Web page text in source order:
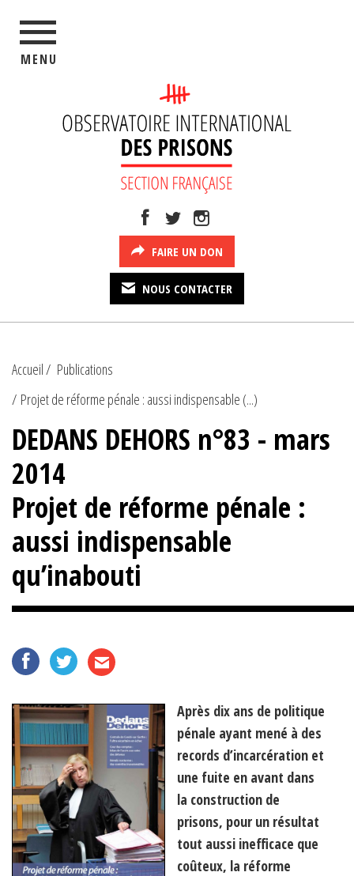
MENU
FAIRE UN DON
NOUS CONTACTER
Accueil
Publications
Projet de réforme pénale : aussi indispensable (...)
DEDANS DEHORS n°83 - mars
2014
Projet de réforme pénale :
aussi indispensable
qu’inabouti
Après dix ans de politique
pénale ayant mené à des
records d’incarcération et
une fuite en avant dans
la construction de
prisons, pour un résultat
tout aussi inefficace que
coûteux, la réforme